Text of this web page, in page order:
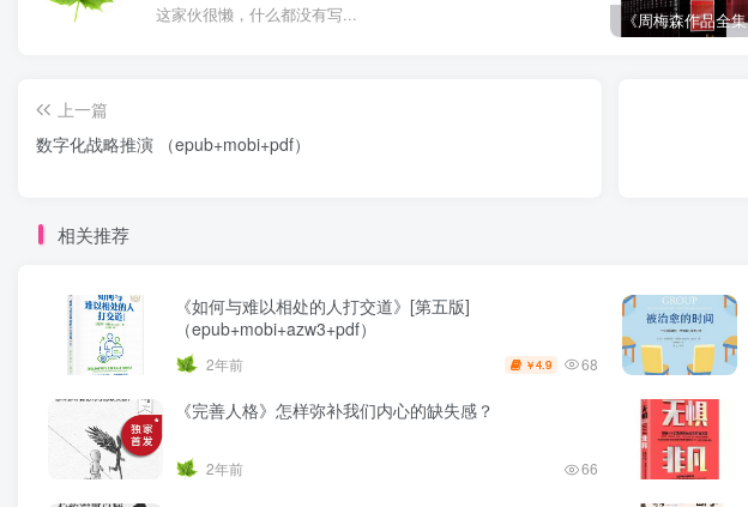
这家伙很懒，什么都没有写...
上一篇
数字化战略推演 （epub+mobi+pdf）
相关推荐
《如何与难以相处的人打交道》[第五版]
（epub+mobi+azw3+pdf）
2年前 ￥4.9 68
《完善人格》怎样弥补我们内心的缺失感？
2年前 66